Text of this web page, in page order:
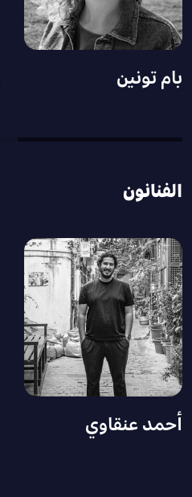
بام تونين
الفنانون
أحمد عنقاوي